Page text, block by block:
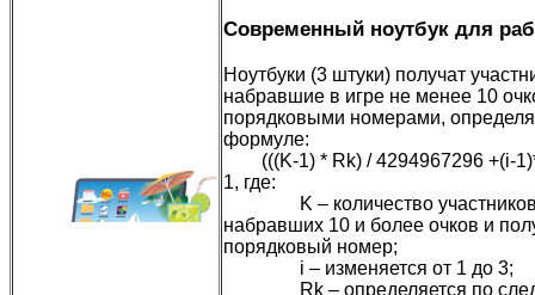
Современный ноутбук для
Ноутбуки (3 штуки) получат
набравшие в игре не менее 10
порядковыми номерами,
формуле:
(((K-1) * Rk) / 4294967296 +(i-
1, где:
K – количество участников
набравших 10 и более очков и
порядковый номер;
i – изменяется от 1 до 3;
Rk – определяется по